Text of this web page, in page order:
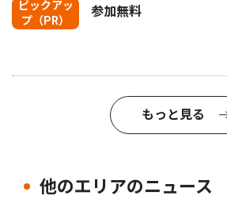
ピックアッ
プ（PR）
参加無料
もっと見る
他のエリアのニュース